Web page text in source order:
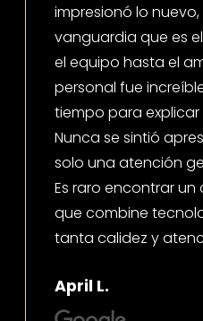
impresionó lo
vanguardia que es
el equipo hasta el
personal fue
tiempo para
Nunca se sintió
solo una atención
Es raro encontrar
que combine
tanta calidez y
April L.